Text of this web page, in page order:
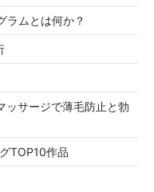
ラムとは何か？
ッサージで薄毛防止と勃
TOP10作品